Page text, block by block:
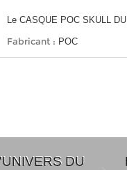
Le CASQUE POC SKULL
Fabricant : POC
DU